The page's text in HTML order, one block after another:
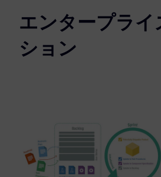
エンタープラ
ション